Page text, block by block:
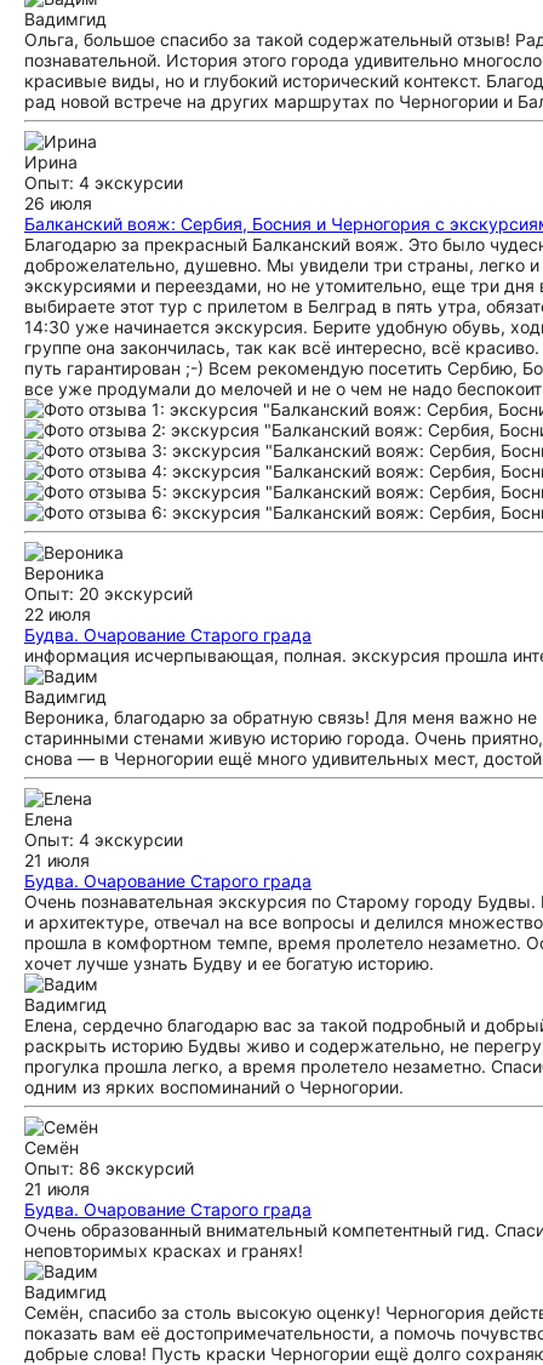
Вадимгид
Ольга, большое спасибо за такой содержательный отзыв!
познавательной. История этого города удивительно
красивые виды, но и глубокий исторический контекст.
рад новой встрече на других маршрутах по Черногории и
Ирина
Опыт: 4 экскурсии
26 июля
Балканский вояж: Сербия, Босния и Черногория с
Благодарю за прекрасный Балканский вояж. Это было
доброжелательно, душевно. Мы увидели три страны,
экскурсиями и переездами, но не утомительно, еще три
выбираете этот тур с прилетом в Белград в пять утра,
14:30 уже начинается экскурсия. Берите удобную обувь,
группе она закончилась, так как всё интересно, всё
путь гарантирован ;-) Всем рекомендую посетить Сербию,
все уже продумали до мелочей и не о чем не надо
Вероника
Опыт: 20 экскурсий
22 июля
Будва. Очарование Старого града
информация исчерпывающая, полная. экскурсия прошла
Вадимгид
Вероника, благодарю за обратную связь! Для меня важно
старинными стенами живую историю города. Очень
снова — в Черногории ещё много удивительных мест,
Елена
Опыт: 4 экскурсии
21 июля
Будва. Очарование Старого града
Очень познавательная экскурсия по Старому городу Будвы.
и архитектуре, отвечал на все вопросы и делился
прошла в комфортном темпе, время пролетело незаметно.
хочет лучше узнать Будву и ее богатую историю.
Вадимгид
Елена, сердечно благодарю вас за такой подробный и
раскрыть историю Будвы живо и содержательно, не
прогулка прошла легко, а время пролетело незаметно.
одним из ярких воспоминаний о Черногории.
Семён
Опыт: 86 экскурсий
21 июля
Будва. Очарование Старого града
Очень образованный внимательный компетентный гид.
неповторимых красках и гранях!
Вадимгид
Семён, спасибо за столь высокую оценку! Черногория
показать вам её достопримечательности, а помочь
добрые слова! Пусть краски Черногории ещё долго